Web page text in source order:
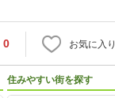
0 お気に入り
住みやすい街を探す